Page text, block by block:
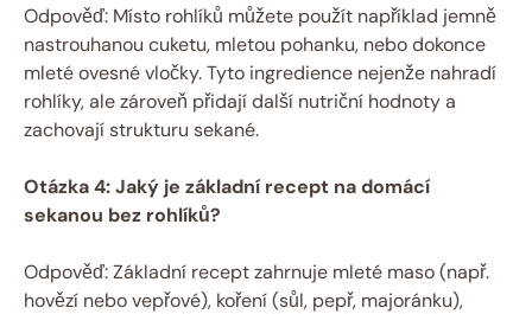
Odpověď: Místo rohlíků můžete použít například jemně
nastrouhanou cuketu, mletou pohanku, nebo dokonce
mleté ovesné vločky. Tyto ingredience nejenže nahradí
rohlíky, ale zároveň přidají další nutriční hodnoty a
zachovají strukturu sekané.
Otázka 4: Jaký je základní recept na domácí
sekanou bez rohlíků?
Odpověď: Základní recept zahrnuje mleté maso (např.
hovězí nebo vepřové), koření (sůl, pepř, majoránku),